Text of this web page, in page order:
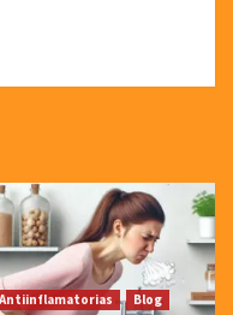
Antiinflamatorias
Blog